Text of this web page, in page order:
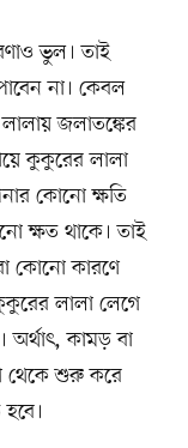
ভুল। তাই
না। কেবল
জলাতঙ্কের
কুকুরের লালা
কোনো ক্ষতি
ক্ষত থাকে। তাই
কোনো কারণে
লালা লেগে
অর্থাৎ, কামড় বা
থেকে শুরু করে